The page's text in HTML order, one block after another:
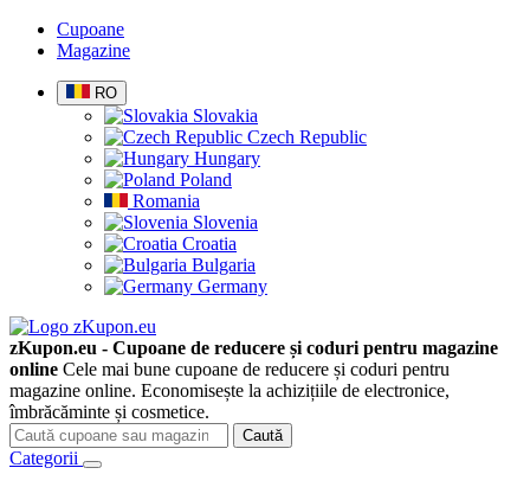
Cupoane
Magazine
RO
Slovakia
Czech Republic
Hungary
Poland
Romania
Slovenia
Croatia
Bulgaria
Germany
zKupon.eu - Cupoane de reducere și coduri pentru magazine
online Cele mai bune cupoane de reducere și coduri pentru
magazine online. Economisește la achizițiile de electronice,
îmbrăcăminte și cosmetice.
Caută
Categorii